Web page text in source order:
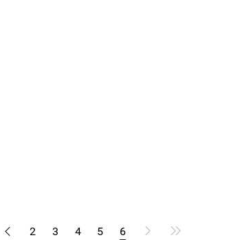
2 3 4 5 6